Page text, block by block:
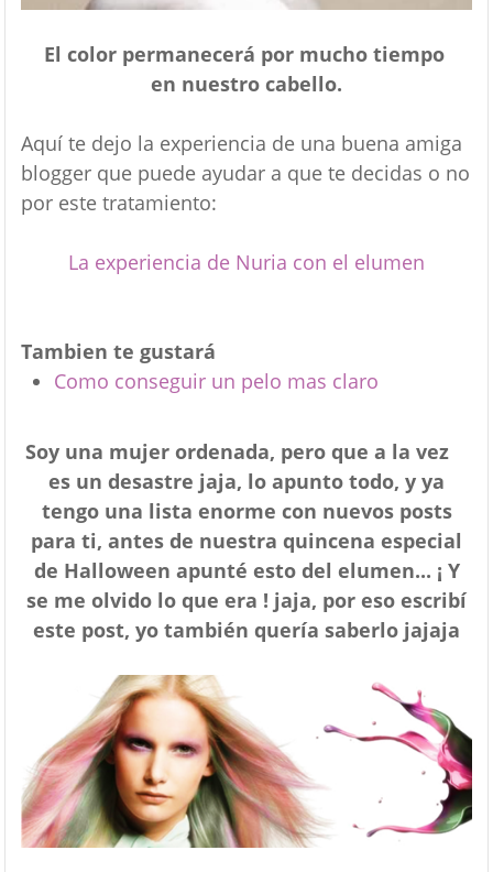
El color permanecerá por mucho tiempo
en nuestro cabello.
Aquí te dejo la experiencia de una buena amiga
blogger que puede ayudar a que te decidas o no
por este tratamiento:
La experiencia de Nuria con el elumen
Tambien te gustará
Como conseguir un pelo mas claro
Soy una mujer ordenada, pero que a la vez
es un desastre jaja, lo apunto todo, y ya
tengo una lista enorme con nuevos posts
para ti, antes de nuestra quincena especial
de Halloween apunté esto del elumen... ¡ Y
se me olvido lo que era ! jaja, por eso escribí
este post, yo también quería saberlo jajaja